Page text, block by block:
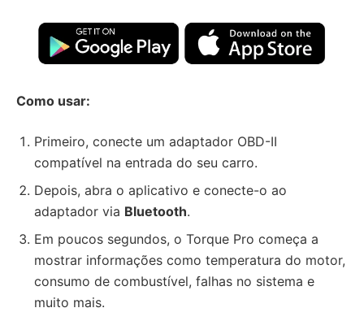
Como usar:
Primeiro, conecte um adaptador OBD-II
compatível na entrada do seu carro.
Depois, abra o aplicativo e conecte-o ao
adaptador via Bluetooth.
Em poucos segundos, o Torque Pro começa a
mostrar informações como temperatura do motor,
consumo de combustível, falhas no sistema e
muito mais.